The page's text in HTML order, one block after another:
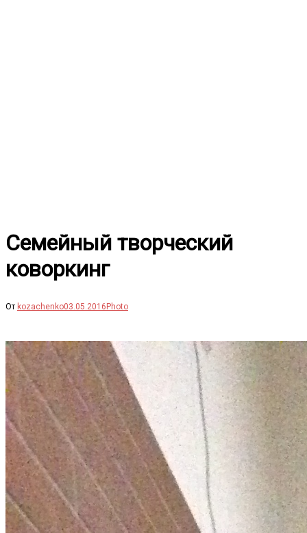
Семейный творческий
коворкинг
От kozachenko03.05.2016 Photo